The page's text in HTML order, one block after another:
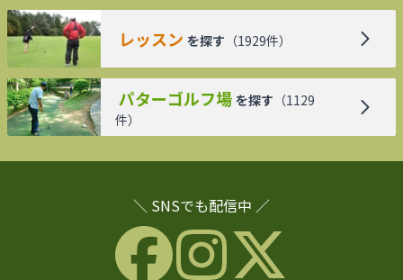
レッスン を探す （1929件）
パターゴルフ場 を探す （1129
件）
＼ SNSでも配信中 ／